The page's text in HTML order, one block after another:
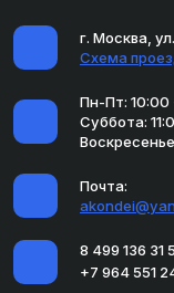
г. Москва,
Схема
Пн-Пт:
Суббота:
Почта:
8 499 136 31
+7 964 551